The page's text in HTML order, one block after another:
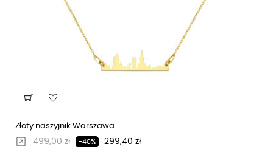
Złoty naszyjnik Warszawa
Regularna cena
499,00 zł -40% Cena
299,40 zł